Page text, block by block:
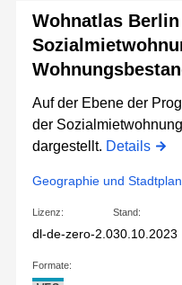
Wohnatlas Berlin
Auf der Ebene der
der
dargestellt. Details
Geographie und
Lizenz:
dl-de-zero-2.0
Stand:
30.10.2023
Formate: